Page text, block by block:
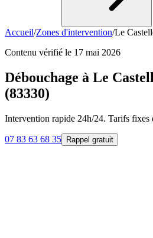
Accueil/Zones d'intervention/Le
Contenu vérifié le 17 mai 2026
Débouchage à Le
(83330)
Intervention rapide 24h/24. Tarifs
07 83 63 68 35 Rappel gratuit